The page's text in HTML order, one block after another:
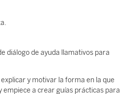
diálogo de ayuda llamativos para
y motivar la forma en la que
empiece a crear guías prácticas para